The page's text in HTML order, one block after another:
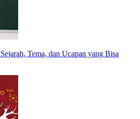
Tema, dan Ucapan yang Bisa